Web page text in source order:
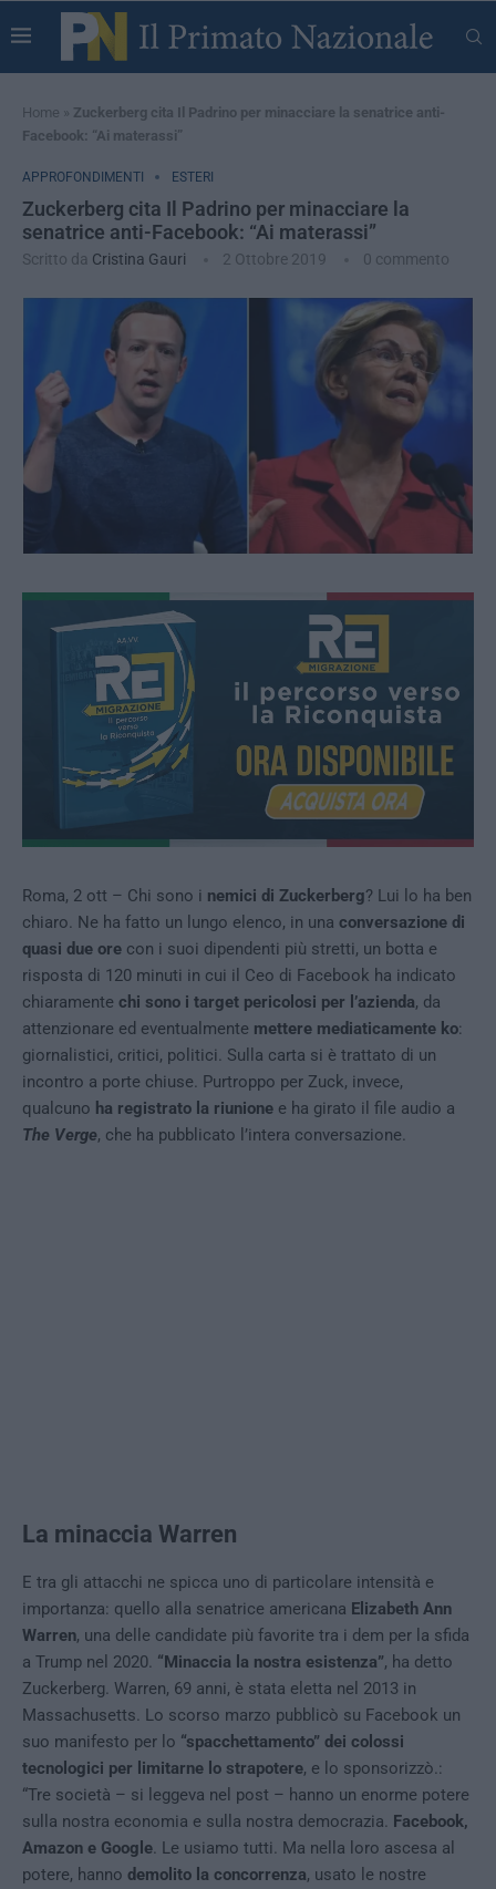
Home » Zuckerberg cita Il Padrino per minacciare la senatrice anti-
Facebook: “Ai materassi”
APPROFONDIMENTI ESTERI
Zuckerberg cita Il Padrino per minacciare la
senatrice anti-Facebook: “Ai materassi”
Scritto da Cristina Gauri 2 Ottobre 2019 0 commento
Roma, 2 ott – Chi sono i nemici di Zuckerberg? Lui lo ha ben
chiaro. Ne ha fatto un lungo elenco, in una conversazione di
quasi due ore con i suoi dipendenti più stretti, un botta e
risposta di 120 minuti in cui il Ceo di Facebook ha indicato
chiaramente chi sono i target pericolosi per l’azienda, da
attenzionare ed eventualmente mettere mediaticamente ko:
giornalistici, critici, politici. Sulla carta si è trattato di un
incontro a porte chiuse. Purtroppo per Zuck, invece,
qualcuno ha registrato la riunione e ha girato il file audio a
The Verge, che ha pubblicato l’intera conversazione.
La minaccia Warren
E tra gli attacchi ne spicca uno di particolare intensità e
importanza: quello alla senatrice americana Elizabeth Ann
Warren, una delle candidate più favorite tra i dem per la sfida
a Trump nel 2020. “Minaccia la nostra esistenza”, ha detto
Zuckerberg. Warren, 69 anni, è stata eletta nel 2013 in
Massachusetts. Lo scorso marzo pubblicò su Facebook un
suo manifesto per lo “spacchettamento” dei colossi
tecnologici per limitarne lo strapotere, e lo sponsorizzò.:
“Tre società – si leggeva nel post – hanno un enorme potere
sulla nostra economia e sulla nostra democrazia. Facebook,
Amazon e Google. Le usiamo tutti. Ma nella loro ascesa al
potere, hanno demolito la concorrenza, usato le nostre